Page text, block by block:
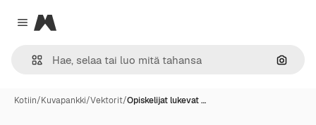
Close menu
Magnific
Hae
Kotiin/Kuvapankki/Vektorit/Opiskelijat lukevat …